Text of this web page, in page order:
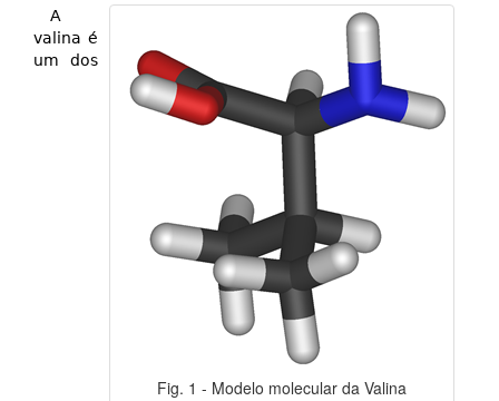
Fig. 1 - Modelo molecular da Valina
A
valina é
um dos